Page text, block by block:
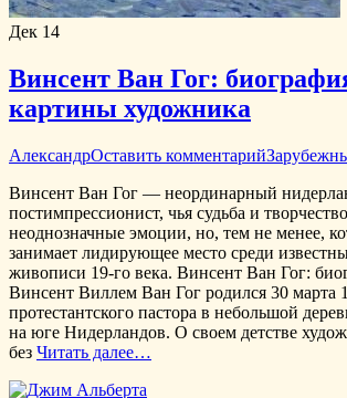
Дек 14
Винсент Ван Гог:
картины художника
АлександрОставить комментарий
Винсент Ван Гог — неординарный
постимпрессионист, чья судьба и
неоднозначные эмоции, но, тем не менее,
занимает лидирующее место среди
живописи 19-го века. Винсент Ван Гог:
Винсент Виллем Ван Гог родился 30 марта
протестантского пастора в небольшой
на юге Нидерландов. О своем детстве
без Читать далее…